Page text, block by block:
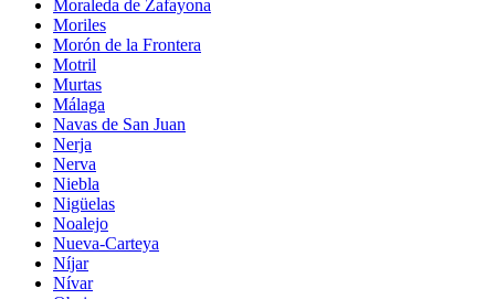
Moraleda de Zafayona
Moriles
Morón de la Frontera
Motril
Murtas
Málaga
Navas de San Juan
Nerja
Nerva
Niebla
Nigüelas
Noalejo
Nueva-Carteya
Níjar
Nívar